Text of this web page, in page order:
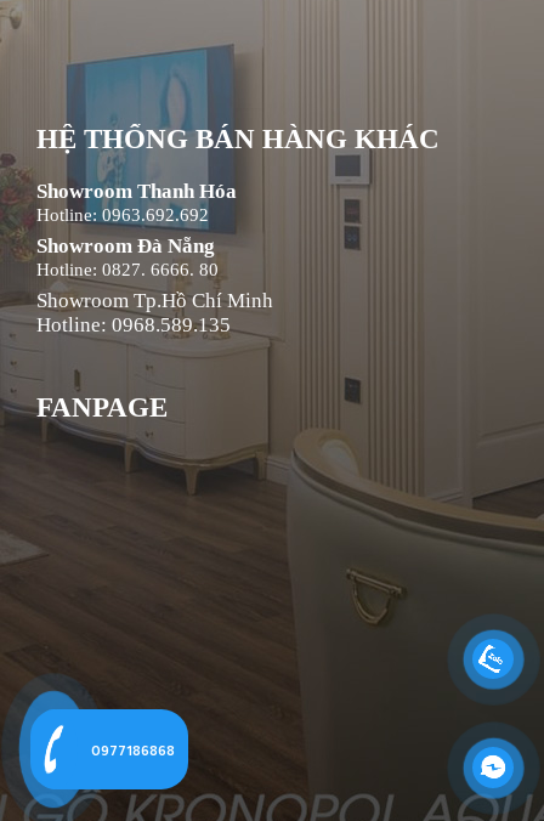
HỆ THỐNG BÁN HÀNG KHÁC
Showroom Thanh Hóa
Hotline: 0963.692.692
Showroom Đà Nẵng
Hotline: 0827. 6666. 80
Showroom Tp.Hồ Chí Minh
Hotline: 0968.589.135
FANPAGE
0977186868